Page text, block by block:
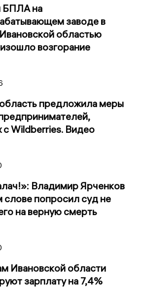
БПЛА на
заводе в
областью
возгорание
предложила меры
Wildberries. Видео
Владимир Ярченков
слове попросил суд не
на верную смерть
Ивановской области
зарплату на 7,4%